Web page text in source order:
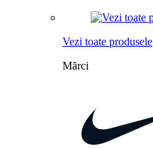
Vezi toate produsele
Mărci